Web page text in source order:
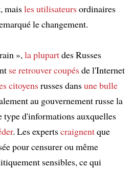
maisles utilisateursordinaires
le changement.
», la plupartdes Russes
se retrouvercoupésde l'Internet
citoyensrusses dansune bulle
au gouvernement russe la
d'informations auxquelles
. Les expertscraignentque
pour censurer ou même
sensibles, ce qui